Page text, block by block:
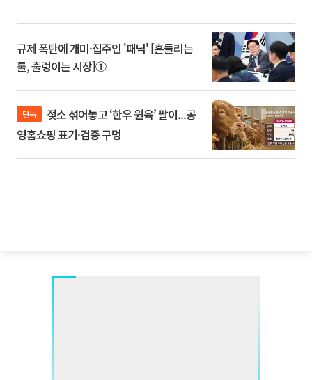
규제 폭탄에 개미·집주인 '패닉' [흔들리는
룰, 출렁이는 시장]①
단독
영홈쇼핑 표기·검증 구멍